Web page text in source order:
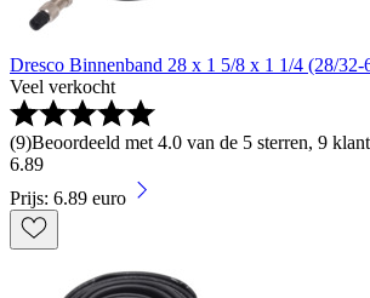
Dresco Binnenband 28 x 1 5/8 x 1 1/4 (28/
Veel verkocht
(9)Beoordeeld met 4.0 van de 5 sterren, 9
6.89
Prijs: 6.89 euro